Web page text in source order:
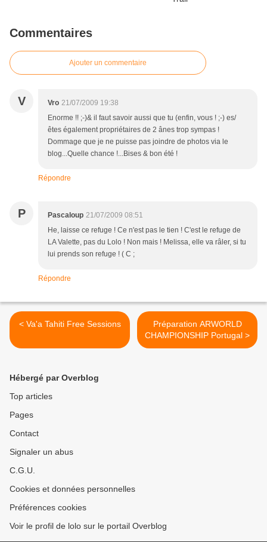
Commentaires
Ajouter un commentaire
V Vro 21/07/2009 19:38
Enorme !! ;-)& il faut savoir aussi que tu (enfin, vous ! ;-) es/
êtes également propriétaires de 2 ânes trop sympas !
Dommage que je ne puisse pas joindre de photos via le
blog...Quelle chance !...Bises & bon été !
Répondre
P Pascaloup 21/07/2009 08:51
He, laisse ce refuge ! Ce n'est pas le tien ! C'est le refuge de
LA Valette, pas du Lolo ! Non mais ! Melissa, elle va râler, si tu
lui prends son refuge ! ( C ;
Répondre
< Va'a Tahiti Free Sessions
Préparation ARWORLD
CHAMPIONSHIP Portugal >
Hébergé par Overblog
Top articles
Pages
Contact
Signaler un abus
C.G.U.
Cookies et données personnelles
Préférences cookies
Voir le profil de lolo sur le portail Overblog